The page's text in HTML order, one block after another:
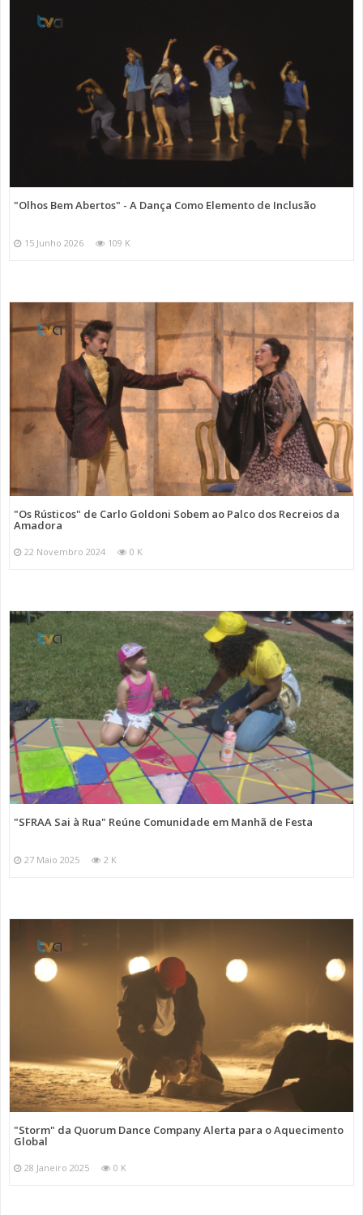
"Olhos Bem Abertos" - A Dança Como Elemento de Inclusão
15 Junho 2026 109 K
"Os Rústicos" de Carlo Goldoni Sobem ao Palco dos Recreios da
Amadora
22 Novembro 2024 0 K
"SFRAA Sai à Rua" Reúne Comunidade em Manhã de Festa
27 Maio 2025 2 K
"Storm" da Quorum Dance Company Alerta para o Aquecimento
Global
28 Janeiro 2025 0 K